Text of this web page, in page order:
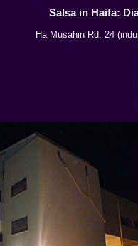
Salsa in Haifa:
Ha Musahin Rd. 24